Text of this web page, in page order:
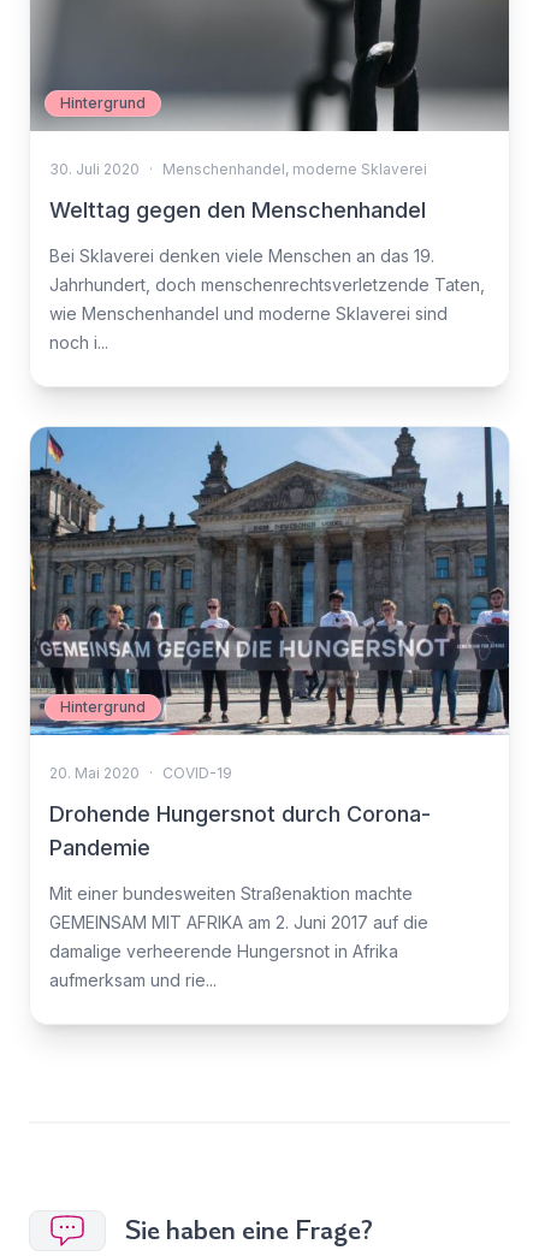
Hintergrund
30. Juli 2020 · Menschenhandel, moderne Sklaverei
Welttag gegen den Menschenhandel
Bei Sklaverei denken viele Menschen an das 19.
Jahrhundert, doch menschenrechtsverletzende Taten,
wie Menschenhandel und moderne Sklaverei sind
noch i...
Hintergrund
20. Mai 2020 · COVID-19
Drohende Hungersnot durch Corona-
Pandemie
Mit einer bundesweiten Straßenaktion machte
GEMEINSAM MIT AFRIKA am 2. Juni 2017 auf die
damalige verheerende Hungersnot in Afrika
aufmerksam und rie...
Sie haben eine Frage?